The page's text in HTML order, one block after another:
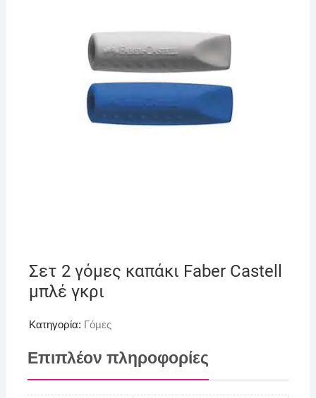
Σετ 2 γόμες καπάκι Faber Castell
μπλέ γκρι
Κατηγορία: Γόμες
Επιπλέον πληροφορίες